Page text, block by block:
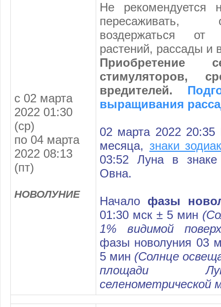
с 02 марта
2022 01:30
(ср)
по 04 марта
2022 08:13
(пт)
НОВОЛУНИЕ
Не рекомендуется
пересаживать,
воздержаться от
растений, рассады и
Приобретение
стимуляторов,
вредителей.
выращивания
02 марта 2022 20:35
месяца, знаки
03:52 Луна в
Овна.
Начало фазы
01:30 мск ± 5 мин
1% видимой
фазы новолуния 03
5 мин (Солнце
площади